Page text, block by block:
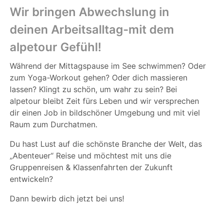
Wir bringen Abwechslung in
deinen Arbeitsalltag-mit dem
alpetour Gefühl!
Während der Mittagspause im See schwimmen? Oder
zum Yoga-Workout gehen? Oder dich massieren
lassen? Klingt zu schön, um wahr zu sein? Bei
alpetour bleibt Zeit fürs Leben und wir versprechen
dir einen Job in bildschöner Umgebung und mit viel
Raum zum Durchatmen.
Du hast Lust auf die schönste Branche der Welt, das
„Abenteuer“ Reise und möchtest mit uns die
Gruppenreisen & Klassenfahrten der Zukunft
entwickeln?
Dann bewirb dich jetzt bei uns!